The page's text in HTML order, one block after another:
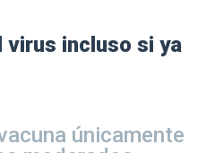
virus incluso si ya
únicamente